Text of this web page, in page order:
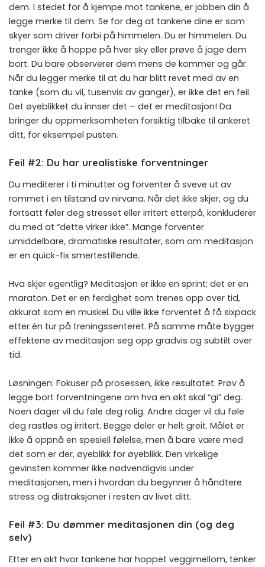
dem. I stedet for å kjempe mot tankene, er jobben din å
legge merke til dem. Se for deg at tankene dine er som
skyer som driver forbi på himmelen. Du er himmelen. Du
trenger ikke å hoppe på hver sky eller prøve å jage dem
bort. Du bare observerer dem mens de kommer og går.
Når du legger merke til at du har blitt revet med av en
tanke (som du vil, tusenvis av ganger), er ikke det en feil.
Det øyeblikket du innser det – det er meditasjon! Da
bringer du oppmerksomheten forsiktig tilbake til ankeret
ditt, for eksempel pusten.
Feil #2: Du har urealistiske forventninger
Du mediterer i ti minutter og forventer å sveve ut av
rommet i en tilstand av nirvana. Når det ikke skjer, og du
fortsatt føler deg stresset eller irritert etterpå, konkluderer
du med at “dette virker ikke”. Mange forventer
umiddelbare, dramatiske resultater, som om meditasjon
er en quick-fix smertestillende.
Hva skjer egentlig? Meditasjon er ikke en sprint; det er en
maraton. Det er en ferdighet som trenes opp over tid,
akkurat som en muskel. Du ville ikke forventet å få sixpack
etter én tur på treningssenteret. På samme måte bygger
effektene av meditasjon seg opp gradvis og subtilt over
tid.
Løsningen: Fokuser på prosessen, ikke resultatet. Prøv å
legge bort forventningene om hva en økt skal “gi” deg.
Noen dager vil du føle deg rolig. Andre dager vil du føle
deg rastløs og irritert. Begge deler er helt greit. Målet er
ikke å oppnå en spesiell følelse, men å bare være med
det som er der, øyeblikk for øyeblikk. Den virkelige
gevinsten kommer ikke nødvendigvis under
meditasjonen, men i hvordan du begynner å håndtere
stress og distraksjoner i resten av livet ditt.
Feil #3: Du dømmer meditasjonen din (og deg
selv)
Etter en økt hvor tankene har hoppet veggimellom, tenker